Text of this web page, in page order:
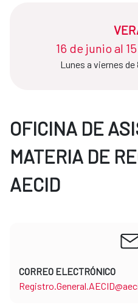
16 de junio al
Lunes a viernes
OFICINA DE
MATERIA DE
AECID
CORREO ELECTRÓNICO